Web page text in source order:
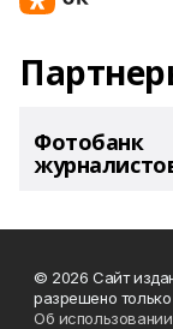
Фотобанк
© 2026 Сайт
разрешено
Об